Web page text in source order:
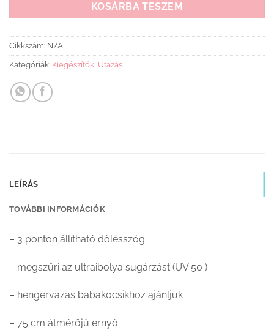
KOSÁRBA TESZEM
Cikkszám: N/A
Kategóriák: Kiegészítők Utazás
LEÍRÁS
TOVÁBBI INFORMÁCIÓK
– 3 ponton állítható dőlésszög
– megszűri az ultraibolya sugárzást (UV 50 )
– hengervázas babakocsikhoz ajánljuk
– 75 cm átmérőjű ernyő